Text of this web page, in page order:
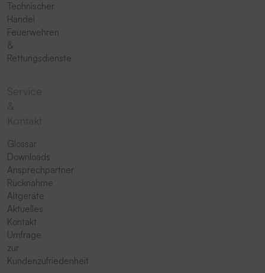
Technischer
Handel
Feuerwehren
&
Rettungsdienste
Glossar
Downloads
Ansprechpartner
Rücknahme
Altgeräte
Aktuelles
Kontakt
Umfrage
zur
Kundenzufriedenheit